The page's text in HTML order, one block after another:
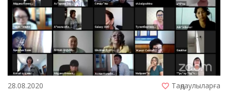
28.08.2020 Таңдаулыларға